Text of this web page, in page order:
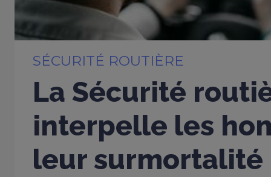
SÉCURITÉ ROUTIÈRE
La Sécurité
interpelle les
leur